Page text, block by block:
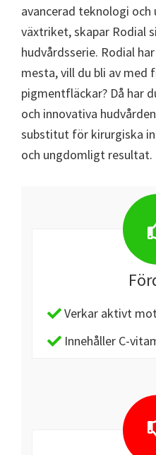
avancerad teknologi
växtriket, skapar Rodial
hudvårdsserie. Rodial
mesta, vill du bli av med
pigmentfläckar? Då har
och innovativa
substitut för kirurgiska
och ungdomligt resultat.
Verkar aktivt
Innehåller C-